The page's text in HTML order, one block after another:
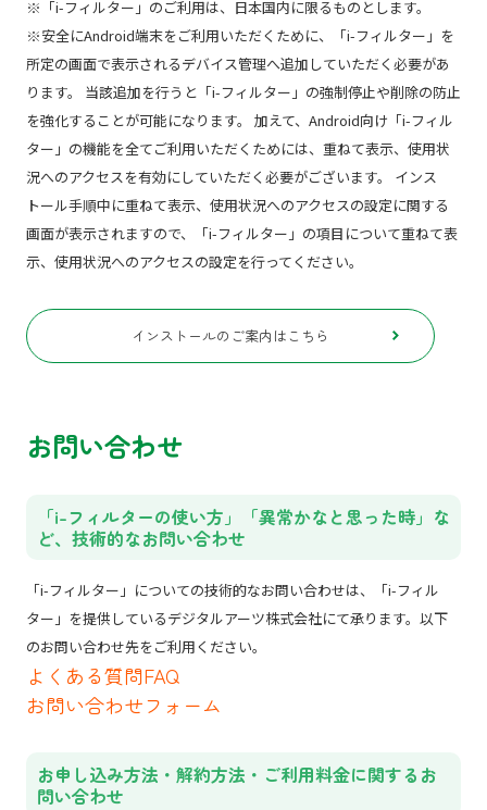
※「i-フィルター」のご利用は、日本国内に限るものとします。
※安全にAndroid端末をご利用いただくために、「i-フィルター」を
所定の画面で表示されるデバイス管理へ追加していただく必要があ
ります。 当該追加を行うと「i-フィルター」の強制停止や削除の防止
を強化することが可能になります。 加えて、Android向け「i-フィル
ター」の機能を全てご利用いただくためには、重ねて表示、使用状
況へのアクセスを有効にしていただく必要がございます。 インス
トール手順中に重ねて表示、使用状況へのアクセスの設定に関する
画面が表示されますので、「i-フィルター」の項目について重ねて表
示、使用状況へのアクセスの設定を行ってください。
インストールのご案内はこちら
お問い合わせ
「i-フィルターの使い方」「異常かなと思った時」な
ど、技術的なお問い合わせ
「i-フィルター」についての技術的なお問い合わせは、「i-フィル
ター」を提供しているデジタルアーツ株式会社にて承ります。以下
のお問い合わせ先をご利用ください。
よくある質問FAQ
お問い合わせフォーム
お申し込み方法・解約方法・ご利用料金に関するお
問い合わせ